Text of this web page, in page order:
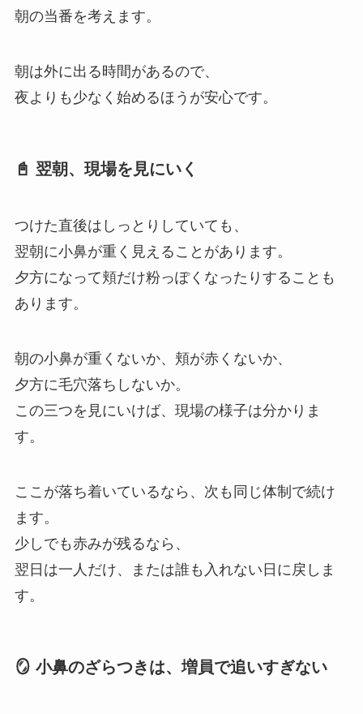
朝の当番を考えます。
朝は外に出る時間があるので、
夜よりも少なく始めるほうが安心です。
📓 翌朝、現場を見にいく
つけた直後はしっとりしていても、
翌朝に小鼻が重く見えることがあります。
夕方になって頬だけ粉っぽくなったりすることも
あります。
朝の小鼻が重くないか、頬が赤くないか、
夕方に毛穴落ちしないか。
この三つを見にいけば、現場の様子は分かりま
す。
ここが落ち着いているなら、次も同じ体制で続け
ます。
少しでも赤みが残るなら、
翌日は一人だけ、または誰も入れない日に戻しま
す。
🪞 小鼻のざらつきは、増員で追いすぎない